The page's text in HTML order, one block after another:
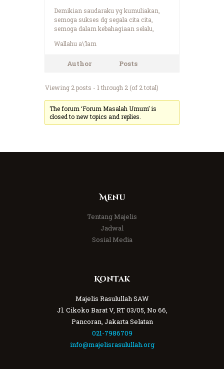
Demikian saudaraku yg kumuliakan,
semoga sukses dg segala cita cita,
semoga dalam kebahagiaan selalu,
Wallahu a\’lam
Author Posts
Viewing 2 posts - 1 through 2 (of 2 total)
The forum ‘Forum Masalah Umum’ is
closed to new topics and replies.
Menu
Tentang Majelis
Jadwal
Sosial Media
Kontak
Majelis Rasulullah SAW
Jl. Cikoko Barat V, RT 03/05, No 66,
Pancoran, Jakarta Selatan
021-7986709
info@majelisrasulullah.org